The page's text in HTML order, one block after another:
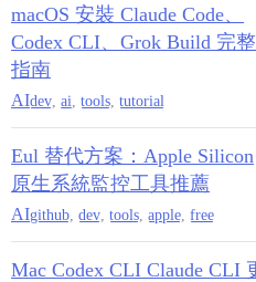
macOS 安裝 Claude Code、
Codex CLI、Grok Build 完整
指南
AIdev ai tools tutorial
Eul 替代方案：Apple Silicon
原生系統監控工具推薦
AIgithub dev tools apple free
Mac Codex CLI Claude CLI